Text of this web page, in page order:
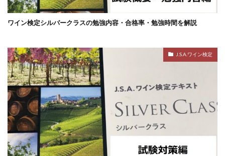
ワイン検定シルバークラスの勉強内容・合格率・勉強時間を解説
J.S.A.ワイン検定